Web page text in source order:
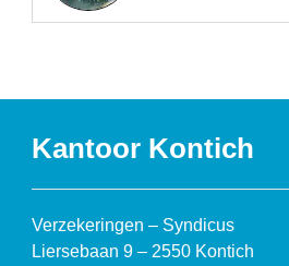
Kantoor Kontich
Verzekeringen – Syndicus
Liersebaan 9 – 2550 Kontich